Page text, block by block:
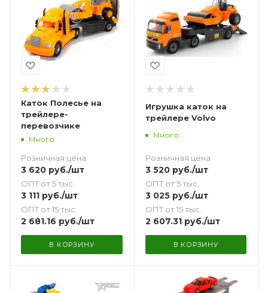
Каток Полесье на
трейлере-
перевозчике
Много
Розничная цена
3 620 руб./шт
ОПТ от 5 тыс.
3 111 руб./шт
ОПТ от 15 тыс.
2 681.16 руб./шт
В КОРЗИНУ
Игрушка каток на
трейлере Volvo
Много
Розничная цена
3 520руб./шт
ОПТ от 5 тыс.
3 025руб./шт
ОПТ от 15 тыс.
2 607.31руб./шт
В КОРЗИНУ